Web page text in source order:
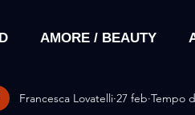
AMORE / BEAUTY
AMORE /
Francesca Lovatelli 27 feb Tempo